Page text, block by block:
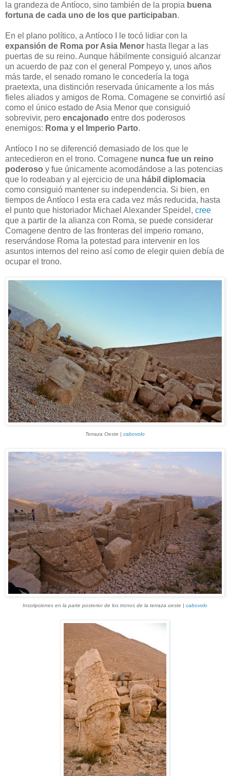
la grandeza de Antíoco, sino también de la propia buena
fortuna de cada uno de los que participaban.
En el plano político, a Antíoco I le tocó lidiar con la
expansión de Roma por Asia Menor hasta llegar a las
puertas de su reino. Aunque hábilmente consiguió alcanzar
un acuerdo de paz con el general Pompeyo y, unos años
más tarde, el senado romano le concedería la toga
praetexta, una distinción reservada únicamente a los más
fieles aliados y amigos de Roma. Comagene se convirtió así
como el único estado de Asia Menor que consiguió
sobrevivir, pero encajonado entre dos poderosos
enemigos: Roma y el Imperio Parto.
Antíoco I no se diferenció demasiado de los que le
antecedieron en el trono. Comagene nunca fue un reino
poderoso y fue únicamente acomodándose a las potencias
que lo rodeaban y al ejercicio de una hábil diplomacia
como consiguió mantener su independencia. Si bien, en
tiempos de Antíoco I esta era cada vez más reducida, hasta
el punto que historiador Michael Alexander Speidel, cree
que a partir de la alianza con Roma, se puede considerar
Comagene dentro de las fronteras del imperio romano,
reservándose Roma la potestad para intervenir en los
asuntos internos del reino así como de elegir quien debía de
ocupar el trono.
Terraza Oeste | cabovolo
Inscripciones en la parte posterior de los tronos de la terraza oeste | cabovolo